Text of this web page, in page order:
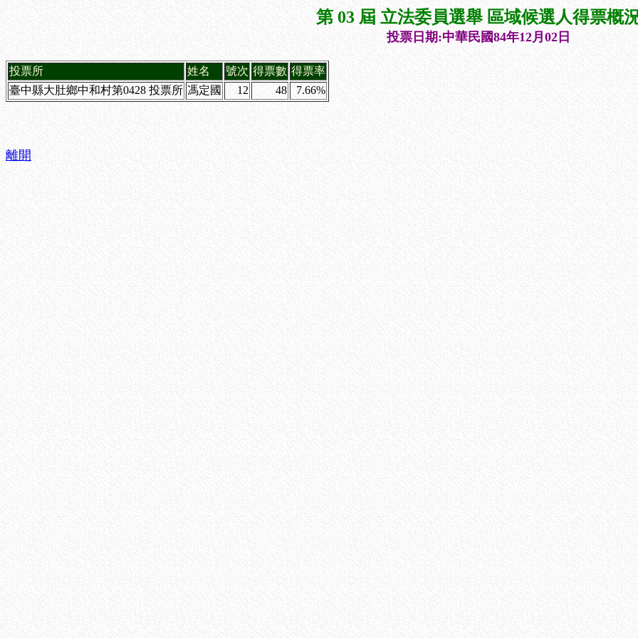
第 03 屆 立法委員選舉 區域候選人得票概
投票日期:中華民國84年12月02日
投票所 姓名 號次 得票數 得票率
臺中縣大肚鄉中和村第0428 投票所 馮定國 12 48 7.66%
離開